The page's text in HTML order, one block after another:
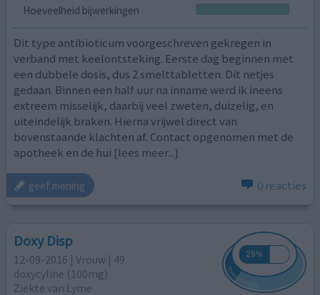
Hoeveelheid bijwerkingen
Dit type antibioticum voorgeschreven gekregen in
verband met keelontsteking. Eerste dag beginnen met
een dubbele dosis, dus 2 smelttabletten. Dit netjes
gedaan. Binnen een half uur na inname werd ik ineens
extreem misselijk, daarbij veel zweten, duizelig, en
uiteindelijk braken. Hierna vrijwel direct van
bovenstaande klachten af. Contact opgenomen met de
apotheek en de hui [lees meer...]
geef mening 0 reacties
Doxy Disp
12-09-2016 | Vrouw | 49
doxycyline (100mg)
Ziekte van Lyme